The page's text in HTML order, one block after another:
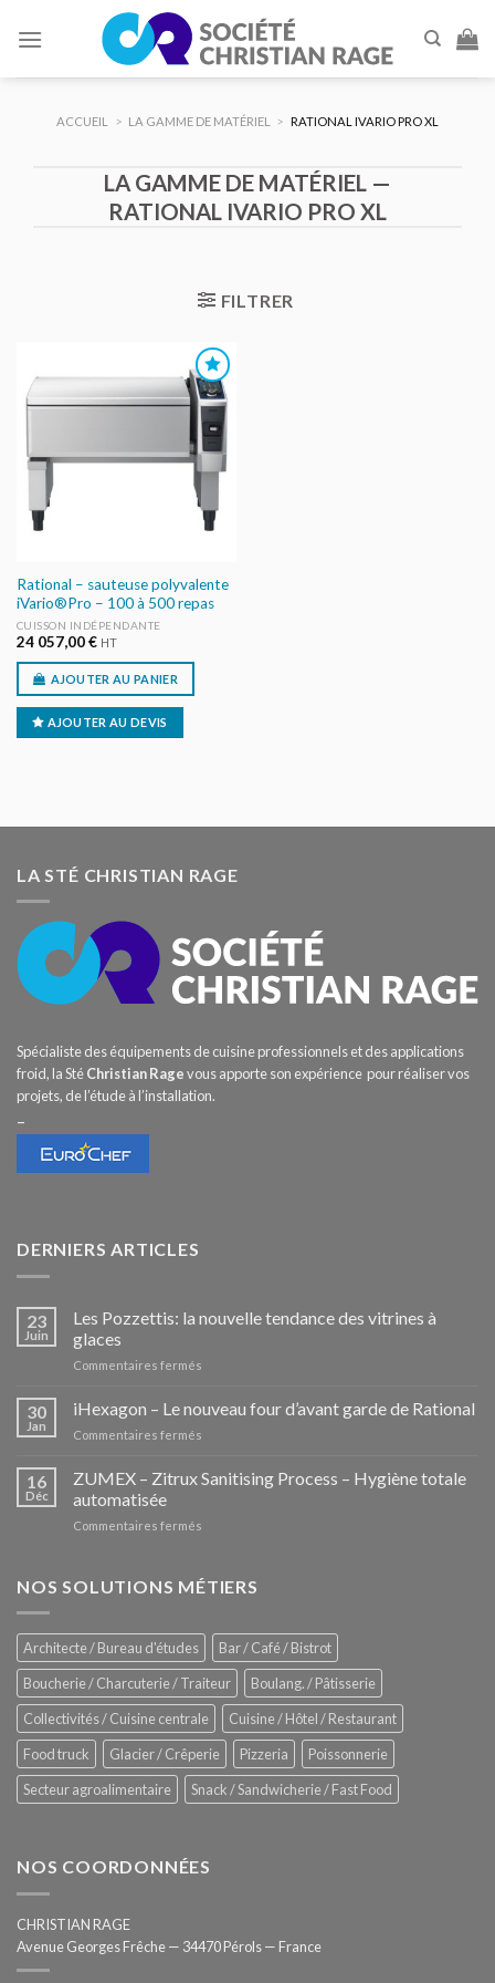
ACCUEIL > LA GAMME DE MATÉRIEL > RATIONAL IVARIO PRO XL
LA GAMME DE MATÉRIEL —
RATIONAL IVARIO PRO XL
FILTRER
AJOUTER
AU DEVIS
Rational – sauteuse polyvalente
iVario®Pro – 100 à 500 repas
CUISSON INDÉPENDANTE
24 057,00€ HT
AJOUTER AU PANIER
AJOUTER AU DEVIS
LA STÉ CHRISTIAN RAGE
Spécialiste des équipements de cuisine professionnels et des applications
froid, la StéChristian Ragevous apporte son expérience pour réaliser vos
projets, de l’étude à l’installation.
–
DERNIERS ARTICLES
23
Juin
Les Pozzettis: la nouvelle tendance des vitrines à
glaces
Commentaires fermés
Pozzettis:
la
des
30
Jan
iHexagon – Le nouveau four d’avant garde de Rational
Commentaires fermés
–
Le
de
16
Déc
ZUMEX – Zitrux Sanitising Process – Hygiène totale
automatisée
Commentaires fermés
Zitrux
–
Hygiène
totale
automatisée
NOS SOLUTIONS MÉTIERS
Architecte / Bureau d'études
Bar / Café / Bistrot
Boucherie / Charcuterie / Traiteur
Boulang. / Pâtisserie
Collectivités / Cuisine centrale
Cuisine / Hôtel / Restaurant
Food truck
Glacier / Crêperie Pizzeria
Poissonnerie
Secteur agroalimentaire
Snack / Sandwicherie / Fast Food
NOS COORDONNÉES
CHRISTIAN RAGE
Avenue Georges Frêche — 34470 Pérols — France